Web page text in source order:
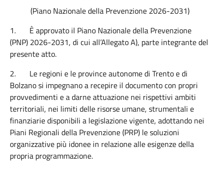
(Piano Nazionale della Prevenzione 2026-2031)
1. È approvato il Piano Nazionale della Prevenzione
(PNP) 2026-2031, di cui all’Allegato A), parte integrante del
presente atto.
2. Le regioni e le province autonome di Trento e di
Bolzano si impegnano a recepire il documento con propri
provvedimenti e a darne attuazione nei rispettivi ambiti
territoriali, nei limiti delle risorse umane, strumentali e
finanziarie disponibili a legislazione vigente, adottando nei
Piani Regionali della Prevenzione (PRP) le soluzioni
organizzative più idonee in relazione alle esigenze della
propria programmazione.